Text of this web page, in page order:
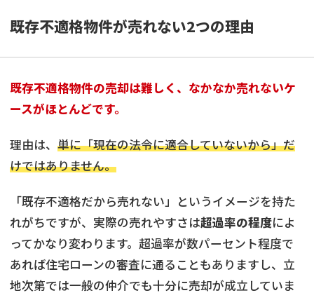
既存不適格物件が売れない2つの理由
既存不適格物件の売却は難しく、なかなか売れないケ
ースがほとんどです。
理由は、 単に「現在の法令に適合していないから」だ
けではありません。
「既存不適格だから売れない」というイメージを持た
れがちですが、実際の売れやすさは超過率の程度によ
ってかなり変わります。超過率が数パーセント程度で
あれば住宅ローンの審査に通ることもありますし、立
地次第では一般の仲介でも十分に売却が成立していま